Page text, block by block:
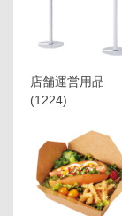
店舗運営用品
(1224)